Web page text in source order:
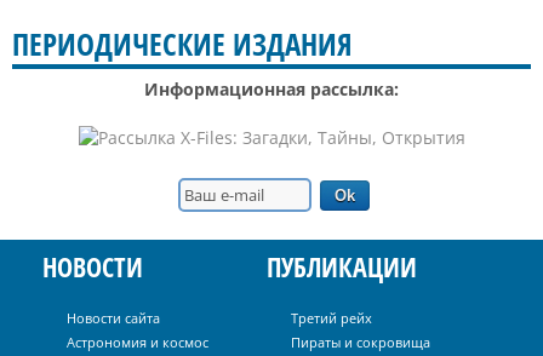
ПЕРИОДИЧЕСКИЕ ИЗДАНИЯ
Информационная рассылка:
НОВОСТИ
Новости сайта
Астрономия и космос
ПУБЛИКАЦИИ
Третий рейх
Пираты и сокровища